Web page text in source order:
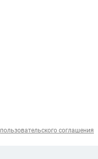
пользовательского соглашения